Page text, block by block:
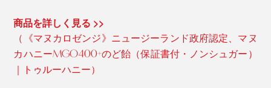
商品を詳しく見る >>
（《マヌカロゼンジ》ニュージーランド政府認定、マヌ
カハニーMGO400+のど飴（保証書付・ノンシュガー）
｜トゥルーハニー）